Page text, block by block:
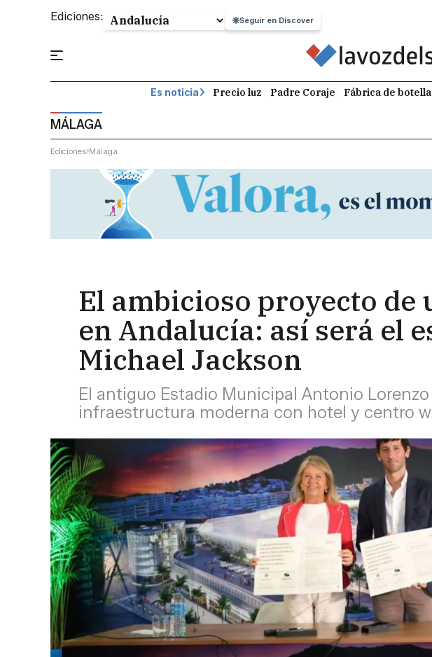
Ediciones: Seguir en Discover
Es noticia Precio luz Padre Coraje Fábrica de
MÁLAGA
Ediciones Málaga
El ambicioso proyecto de
en Andalucía: así será el
Michael Jackson
El antiguo Estadio Municipal Antonio
infraestructura moderna con hotel y centro